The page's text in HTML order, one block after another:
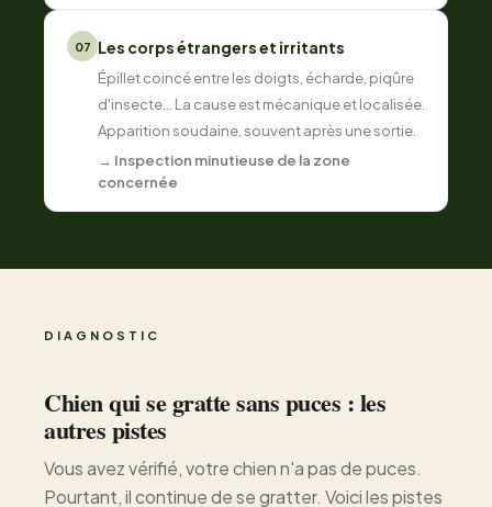
07 Les corps étrangers et irritants
Épillet coincé entre les doigts, écharde, piqûre
d'insecte... La cause est mécanique et localisée.
Apparition soudaine, souvent après une sortie.
→ Inspection minutieuse de la zone
concernée
DIAGNOSTIC
Chien qui se gratte sans puces : les
autres pistes
Vous avez vérifié, votre chien n'a pas de puces.
Pourtant, il continue de se gratter. Voici les pistes